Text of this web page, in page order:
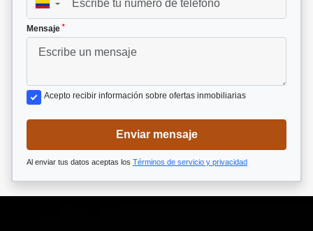
▼
Mensaje *
Acepto recibir información sobre ofertas inmobiliarias
Enviar mensaje
Al enviar tus datos aceptas los Términos de servicio y privacidad